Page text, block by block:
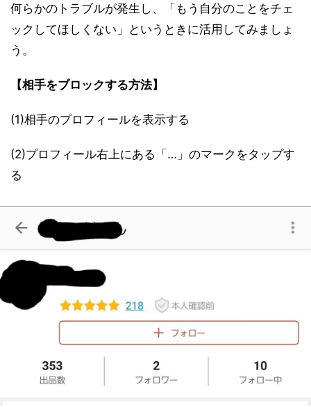
何らかのトラブルが発生し、「もう自分のことをチェ
ックしてほしくない」というときに活用してみましょ
う。
【相手をブロックする方法】
(1)相手のプロフィールを表示する
(2)プロフィール右上にある「…」のマークをタップす
る